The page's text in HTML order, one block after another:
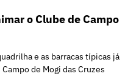
o Clube de Campo
e as barracas típicas já
de Mogi das Cruzes